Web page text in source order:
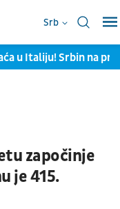
Srb
u Italiju! Srbin na
započinje
je 415.